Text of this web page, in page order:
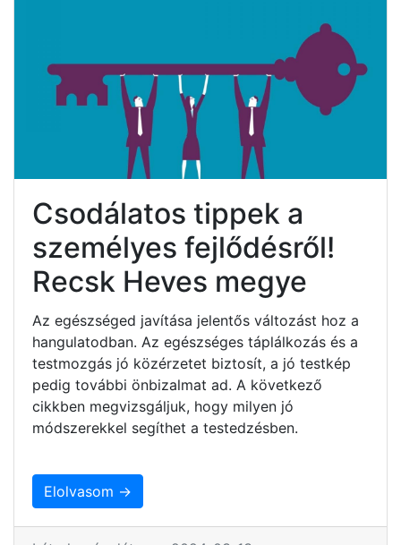
Csodálatos tippek a
személyes fejlődésről!
Recsk Heves megye
Az egészséged javítása jelentős változást hoz a
hangulatodban. Az egészséges táplálkozás és a
testmozgás jó közérzetet biztosít, a jó testkép
pedig további önbizalmat ad. A következő
cikkben megvizsgáljuk, hogy milyen jó
módszerekkel segíthet a testedzésben.
Elolvasom →